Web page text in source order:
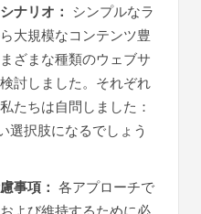
ナリオ： シンプルなラ
大規模なコンテンツ豊
ざまな種類のウェブサ
討しました。それぞれ
たちは自問しました：
選択肢になるでしょう
事項： 各アプローチで